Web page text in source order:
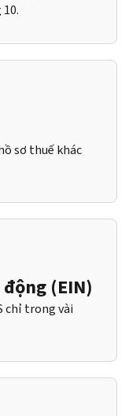
sơ thuế khác
(EIN)
chỉ trong vài